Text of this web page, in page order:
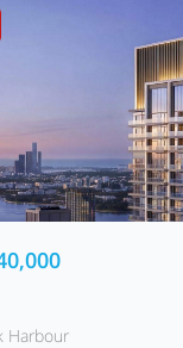
Harbour